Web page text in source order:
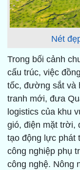
Nét
Trong bối cảnh
cấu trúc, việc
tốc, đường sắt và
tranh mới, đưa
logistics của khu
gió, điện mặt trời,
tạo động lực phát
công nghiệp phụ
công nghệ. Nông